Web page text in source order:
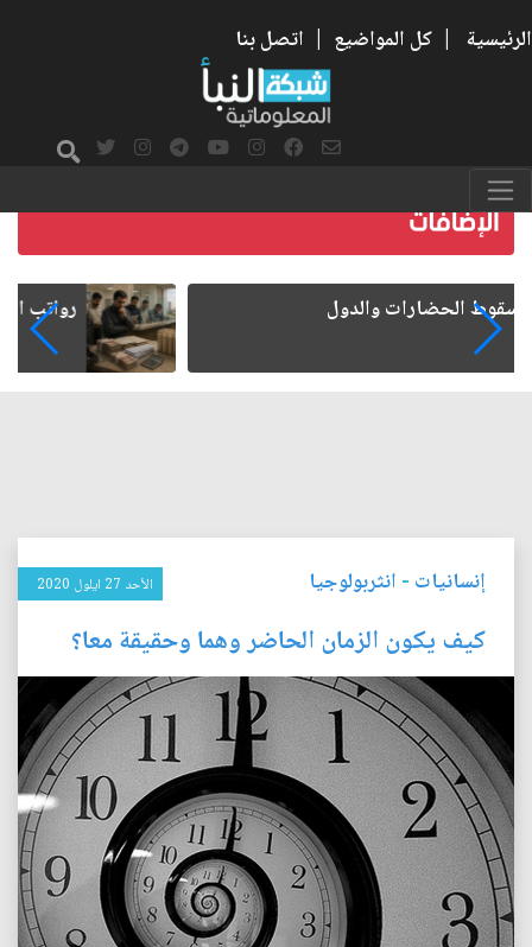
الرئيسية | كل المواضيع | اتصل بنا
رواتب الموظفين على صفيح ساخن
إنسانيات - انثربولوجيا الأحد 27 ايلول 2020
كيف يكون الزمان الحاضر وهما وحقيقة معا؟